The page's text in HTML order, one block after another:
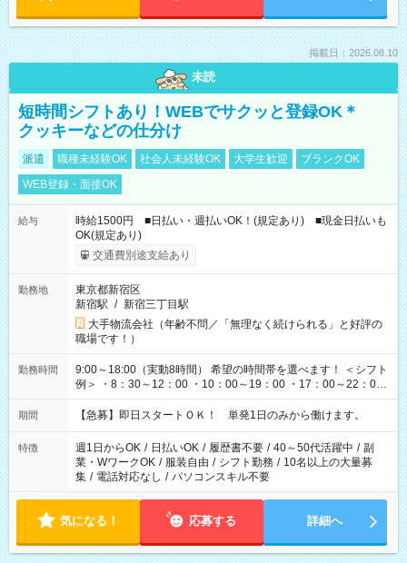
掲載日：2026.08.10
未読
短時間シフトあり！WEBでサクッと登録OK＊
クッキーなどの仕分け
派遣 職種未経験OK 社会人未経験OK 大学生歓迎
ブランクOK
WEB登録・面接OK
給与
時給1500円 ■日払い・週払いOK！(規定あり) ■現金日払いも
OK(規定あり)
交通費別途支給あり
勤務地
東京都新宿区
新宿駅 / 新宿三丁目駅
大手物流会社（年齢不問／「無理なく続けられる」と好評の
職場です！）
勤務時間
9:00～18:00（実動8時間） 希望の時間帯を選べます！ ＜シフト
例＞ ・8：30～12：00 ・10：00～19：00 ・17：00～22：00
・13：00～22：00 ・22：00～翌6：00 など
期間 【急募】即日スタートＯＫ！ 単発1日のみから働けます。
特徴 週1日からOK / 日払いOK / 履歴書不要 / 40～50代活躍中 / 副
業・WワークOK / 服装自由 / シフト勤務 / 10名以上の大量募
集 / 電話対応なし / パソコンスキル不要
気になる！ 応募する 詳細へ